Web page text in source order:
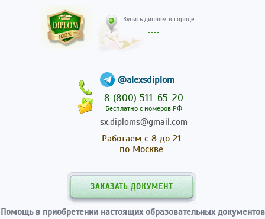
@alexsdiplom
8 (800) 511-65-20
Бесплатно с номеров РФ
sx.diploms@gmail.com
Работаем с 8 до 21
по Москве
ЗАКАЗАТЬ ДОКУМЕНТ
Помощь в приобретении настоящих образовательных документов